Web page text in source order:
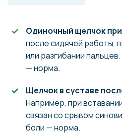
Одиночный щелчок
после сидячей работы,
или разгибании
— норма.
Щелчок в суставе
Например, при
связан со срывом
боли — норма.